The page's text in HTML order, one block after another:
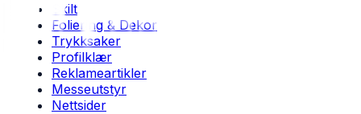
Skilt
Foliering & Dekor
Trykksaker
Profilklær
Reklameartikler
Messeutstyr
Nettsider